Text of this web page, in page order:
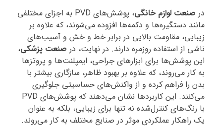
در صنعت لوازم خانگی
، پوشش‌های PVD به اجزای مختلفی
مانند دستگیره‌ها و دکمه‌ها افزوده می‌شوند، که علاوه بر
زیبایی، مقاومت بالایی در برابر خط و خش و آسیب‌های
ناشی از استفاده روزمره دارند. در نهایت، در صنعت پزشکی،
این پوشش‌ها برای ابزارهای جراحی، ایمپلنت‌ها و پروتزها
به کار می‌روند، که علاوه بر بهبود ظاهر، سازگاری بیشتر با
بدن را فراهم کرده و از واکنش‌های حساسیتی جلوگیری
می‌کنند. این کاربردها نشان می‌دهند که پوشش‌های PVD
با رنگ‌های کنترل‌شده نه تنها برای زیبایی، بلکه به عنوان
یک راهکار عملکردی موثر در صنایع مختلف به کار می‌روند.